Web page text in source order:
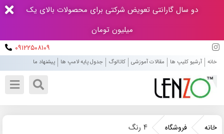
دو سال گارانتی تعویض شرکتی برای محصولات بالای یک
میلیون تومان
۰۹۱۲۲۵۰۸۱۰۹
خانه آرشیو کلیپ ها مقالات آموزشی کاتالوگ جدول پایه لامپ ها پیشنهاد ما
خانه فروشگاه ۴ رنگ